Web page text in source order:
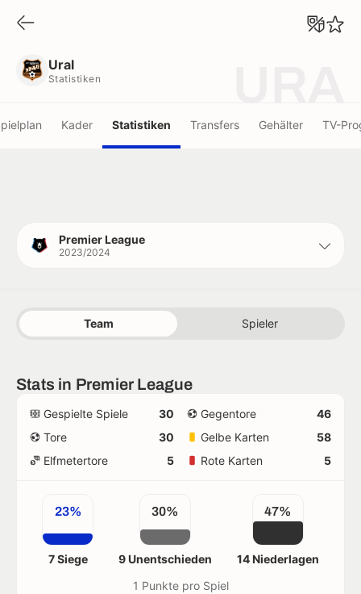
Ural
Statistiken
Kader Statistiken Transfers Gehälter TV-
Premier League
2023/2024
Team Spieler
Stats in Premier League
Gespielte Spiele 30 Gegentore
46
Tore
30 Gelbe Karten
58
Elfmetertore
5 Rote Karten 5
23%
7 Siege
30%
9 Unentschieden
47%
14 Niederlagen
1 Punkte pro Spiel